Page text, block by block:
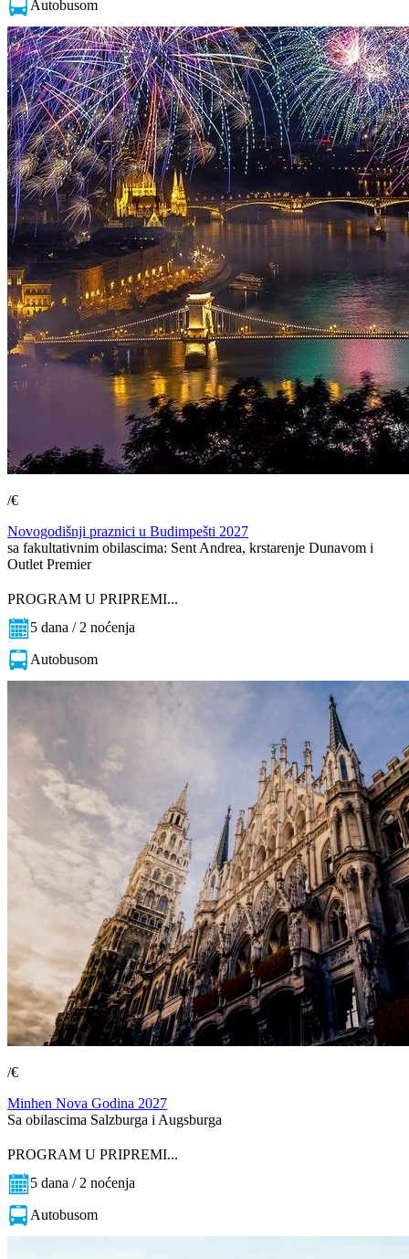
Autobusom
/€
Novogodišnji praznici u Budimpešti 2027
sa fakultativnim obilascima: Sent Andrea, krstarenje Dunavom i
Outlet Premier
PROGRAM U PRIPREMI...
5 dana / 2 noćenja
Autobusom
/€
Minhen Nova Godina 2027
Sa obilascima Salzburga i Augsburga
PROGRAM U PRIPREMI...
5 dana / 2 noćenja
Autobusom